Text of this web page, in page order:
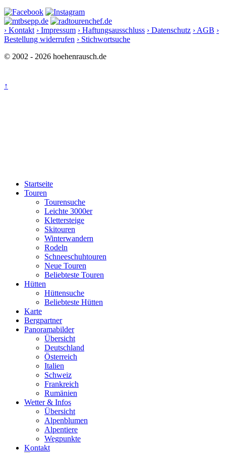
› Kontakt › Impressum › Haftungsausschluss › Datenschutz › AGB ›
Bestellung widerrufen › Stichwortsuche
© 2002 - 2026 hoehenrausch.de
↑
Startseite
Touren
Tourensuche
Leichte 3000er
Klettersteige
Skitouren
Winterwandern
Rodeln
Schneeschuhtouren
Neue Touren
Beliebteste Touren
Hütten
Hüttensuche
Beliebteste Hütten
Karte
Bergpartner
Panoramabilder
Übersicht
Deutschland
Österreich
Italien
Schweiz
Frankreich
Rumänien
Wetter & Infos
Übersicht
Alpenblumen
Alpentiere
Wegpunkte
Kontakt